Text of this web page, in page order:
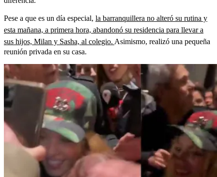
Pese a que es un día especial, la barranquillera no alteró su rutina y
esta mañana, a primera hora, abandonó su residencia para llevar a
sus hijos, Milan y Sasha, al colegio. Asimismo, realizó una pequeña
reunión privada en su casa.